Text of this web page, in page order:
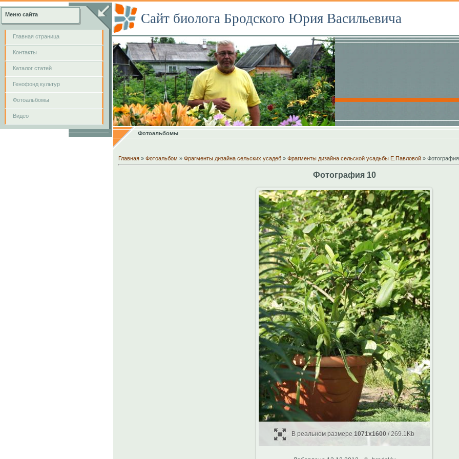
Меню сайта
Главная страница
Контакты
Каталог статей
Генофонд культур
Фотоальбомы
Видео
Сайт биолога Бродского Юрия Васильевича
Фотоальбомы
Главная » Фотоальбом » Фрагменты дизайна сельских усадеб » Фрагменты дизайна сельской усадьбы Е.Павловой »
Фотография 10
В реальном размере 1071x1600 / 269.1Kb